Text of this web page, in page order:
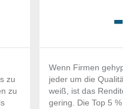
zu
zu
-
Wenn Firmen
jeder um die
weiß, ist das
gering. Die Top 5